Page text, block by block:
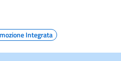
Integrata